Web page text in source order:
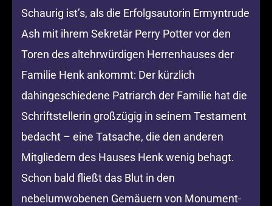
Schaurig ist’s, als die Erfolgsautorin Ermyntrude
Ash mit ihrem Sekretär Perry Potter vor den
Toren des altehrwürdigen Herrenhauses der
Familie Henk ankommt: Der kürzlich
dahingeschiedene Patriarch der Familie hat die
Schriftstellerin großzügig in seinem Testament
bedacht – eine Tatsache, die den anderen
Mitgliedern des Hauses Henk wenig behagt.
Schon bald fließt das Blut in den
nebelumwobenen Gemäuern von Monument-